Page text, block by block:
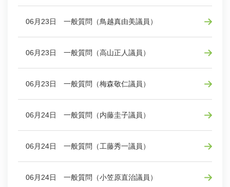
06月23日 一般質問（鳥越真由美議員）
06月23日 一般質問（高山正人議員）
06月23日 一般質問（梅森敬仁議員）
06月24日 一般質問（内藤圭子議員）
06月24日 一般質問（工藤秀一議員）
06月24日 一般質問（小笠原直治議員）